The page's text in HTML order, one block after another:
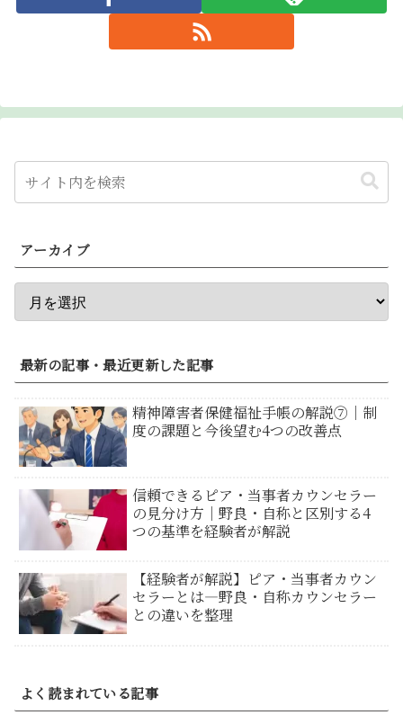
アーカイブ
最新の記事・最近更新した記事
精神障害者保健福祉手帳の解説⑦｜制
度の課題と今後望む4つの改善点
信頼できるピア・当事者カウンセラー
の見分け方｜野良・自称と区別する4
つの基準を経験者が解説
【経験者が解説】ピア・当事者カウン
セラーとは―野良・自称カウンセラー
との違いを整理
よく読まれている記事